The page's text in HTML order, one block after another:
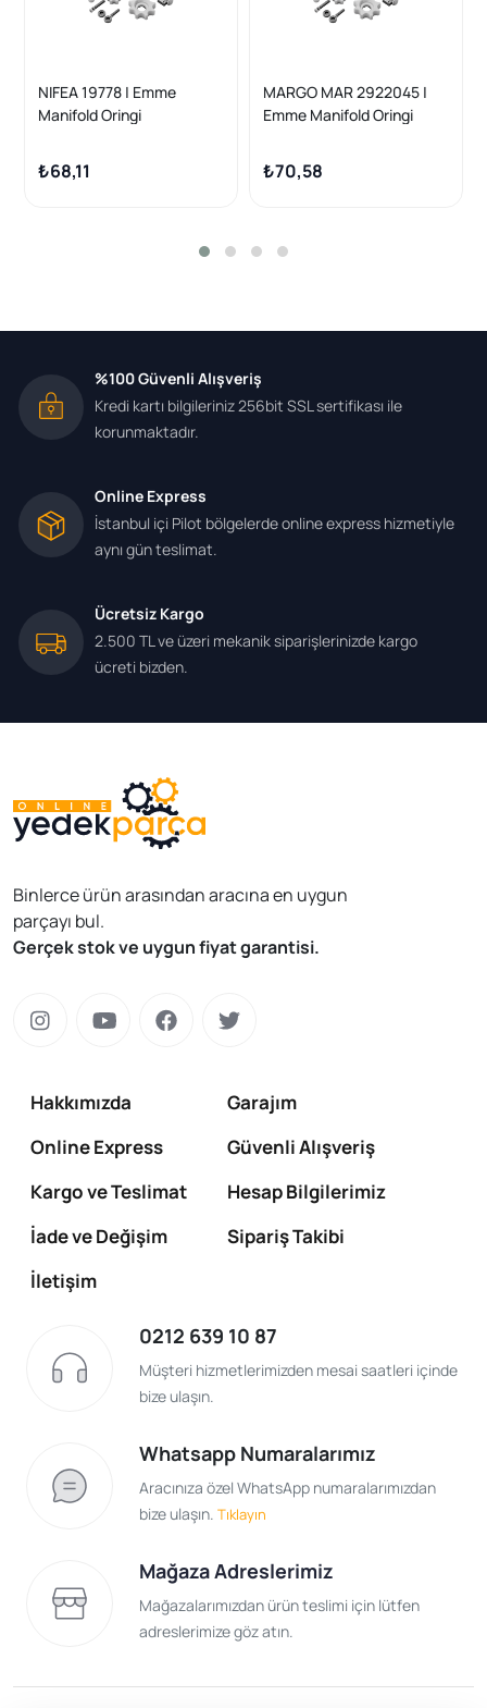
NIFEA 19778 | Emme
Manifold Oringi
₺68,11
MARGO MAR 2922045 |
Emme Manifold Oringi
₺70,58
%100 Güvenli Alışveriş
Kredi kartı bilgileriniz 256bit SSL sertifikası ile
korunmaktadır.
Online Express
İstanbul içi Pilot bölgelerde online express hizmetiyle
aynı gün teslimat.
Ücretsiz Kargo
2.500 TL ve üzeri mekanik siparişlerinizde kargo
ücreti bizden.
Binlerce ürün arasından aracına en uygun
parçayı bul.
Gerçek stok ve uygun fiyat garantisi.
Hakkımızda
Garajım
Online Express
Güvenli Alışveriş
Kargo ve Teslimat
Hesap Bilgilerimiz
İade ve Değişim
Sipariş Takibi
İletişim
0212 639 10 87
Müşteri hizmetlerimizden mesai saatleri içinde
bize ulaşın.
Whatsapp Numaralarımız
Aracınıza özel WhatsApp numaralarımızdan
bize ulaşın. Tıklayın
Mağaza Adreslerimiz
Mağazalarımızdan ürün teslimi için lütfen
adreslerimize göz atın.